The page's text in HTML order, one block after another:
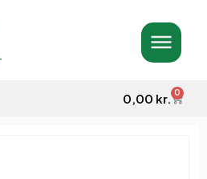
0,00 kr. 0